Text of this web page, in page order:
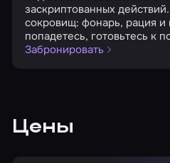
заскриптованных
сокровищ: фонарь, рация и
попадетесь, готовьтесь к
Забронировать
Цены